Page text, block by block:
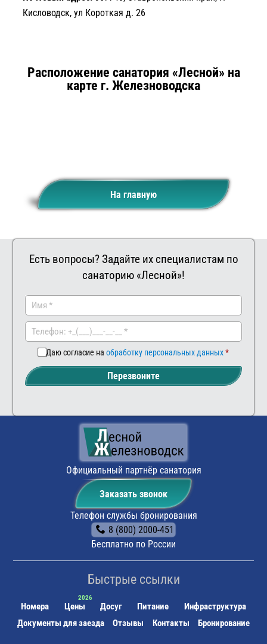
Кисловодск, ул Короткая д. 26
Расположение санатория «Лесной» на
карте г. Железноводска
На главную
Есть вопросы? Задайте их специалистам по
санаторию «Лесной»!
Даю согласие на обработку персональных данных
Перезвоните
Официальный партнёр санатория
Заказать звонок
Телефон службы бронирования
8 (800) 2000-451
Бесплатно по России
Быстрые ссылки
Номера Цены Досуг Питание
Инфраструктура
Документы для заезда
Отзывы Контакты Бронирование